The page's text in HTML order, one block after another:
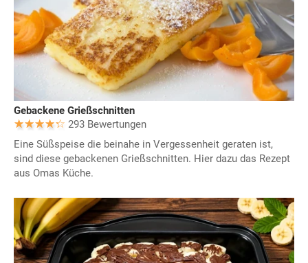
Gebackene Grießschnitten
293 Bewertungen
Eine Süßspeise die beinahe in Vergessenheit geraten ist,
sind diese gebackenen Grießschnitten. Hier dazu das Rezept
aus Omas Küche.